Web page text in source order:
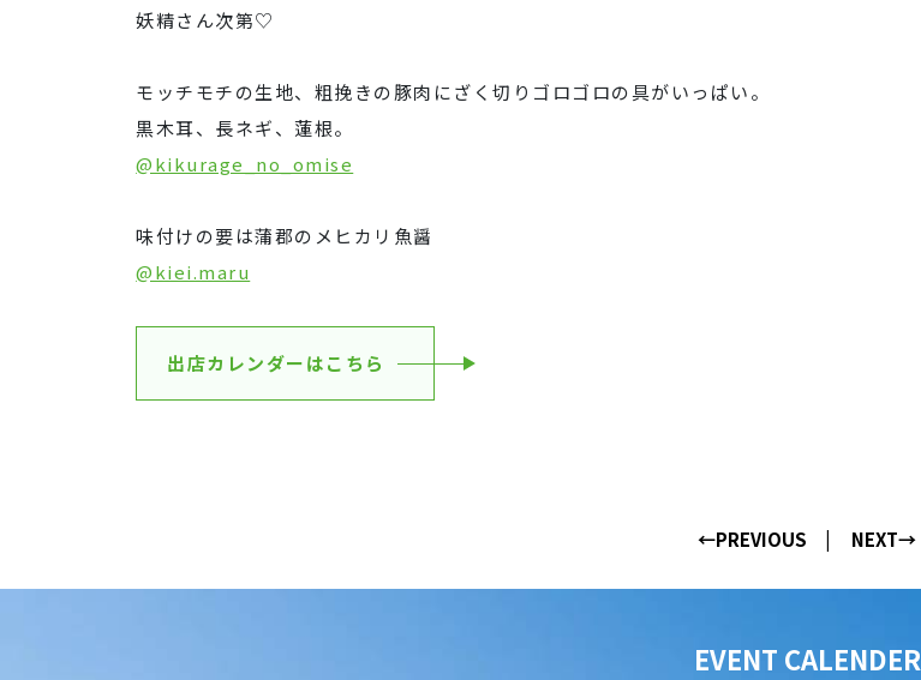
妖精さん次第♡
モッチモチの生地、粗挽きの豚肉にざく切りゴロゴロの具がいっぱい。
黒木耳、長ネギ、蓮根。
@kikurage_no_omise
味付けの要は蒲郡のメヒカリ魚醤
@kiei.maru
出店カレンダーはこちら
←PREVIOUS NEXT→
EVENT CALENDER